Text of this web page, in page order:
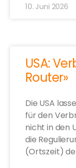
10. Juni 2026
USA:
Router»
Die USA
für den
nicht in den
die
(Ortszeit)